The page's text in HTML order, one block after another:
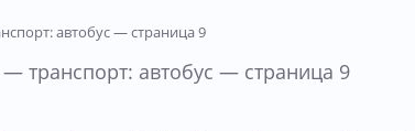
автобус — страница 9
транспорт: автобус — страница 9